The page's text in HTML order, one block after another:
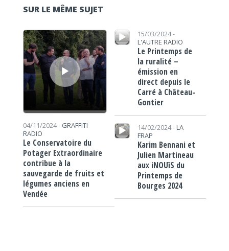
SUR LE MÊME SUJET
Lecteur audio
04/11/2024 - GRAFFITI
RADIO
Le Conservatoire du
Potager Extraordinaire
contribue à la
sauvegarde de fruits et
légumes anciens en
Vendée
Lecteur audio
15/03/2024 -
L'AUTRE RADIO
Le Printemps de
la ruralité –
émission en
direct depuis le
Carré à Château-
Gontier
Lecteur audio
14/02/2024 - LA
FRAP
Karim Bennani et
Julien Martineau
aux iNOUïS du
Printemps de
Bourges 2024